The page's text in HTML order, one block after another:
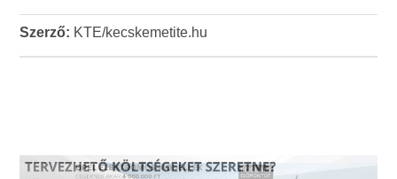
Szerző: KTE/kecskemetite.hu